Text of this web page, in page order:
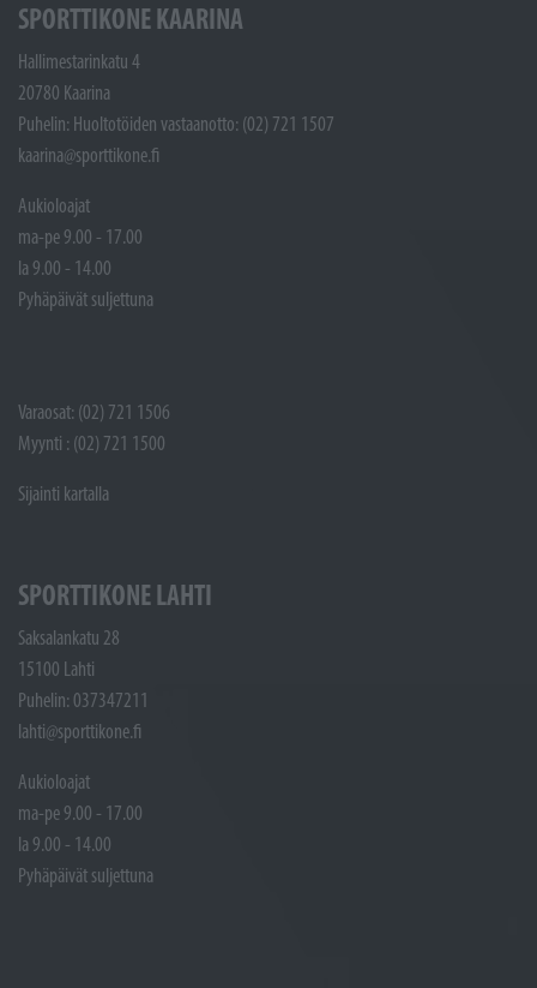
SPORTTIKONE KAARINA
Hallimestarinkatu 4
20780 Kaarina
Puhelin: Huoltotöiden vastaanotto: (02) 721 1507
kaarina@sporttikone.fi
Aukioloajat
ma-pe 9.00 - 17.00
la 9.00 - 14.00
Pyhäpäivät suljettuna
Varaosat: (02) 721 1506
Myynti : (02) 721 1500
Sijainti kartalla
SPORTTIKONE LAHTI
Saksalankatu 28
15100 Lahti
Puhelin: 037347211
lahti@sporttikone.fi
Aukioloajat
ma-pe 9.00 - 17.00
la 9.00 - 14.00
Pyhäpäivät suljettuna